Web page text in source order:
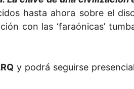
hasta ahora sobre el
con las ‘faraónicas’
y podrá seguirse